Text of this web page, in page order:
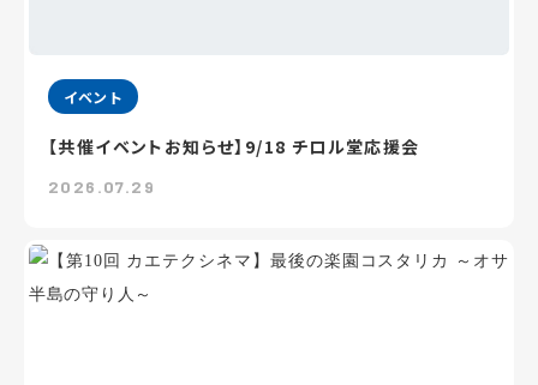
イベント
【共催イベントお知らせ】9/18 チロル堂応援会
2026.07.29